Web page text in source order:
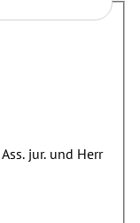
jur. und Herr